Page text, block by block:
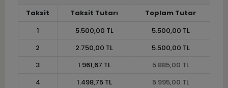
Taksit Taksit Tutarı
Toplam Tutar
1
5.500,00 TL
5.500,00 TL
2
2.750,00 TL
5.500,00 TL
3
1.961,67 TL
5.885,00 TL
4
1.498,75 TL
5.995,00 TL